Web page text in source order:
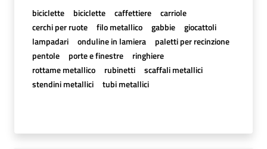
biciclette biciclette caffettiere
carriole
cerchi per ruote
filo metallico gabbie
giocattoli
lampadari
onduline in lamiera
paletti per recinzione
pentole
porte e finestre
ringhiere
rottame metallico
rubinetti
scaffali metallici
stendini metallici
tubi metallici